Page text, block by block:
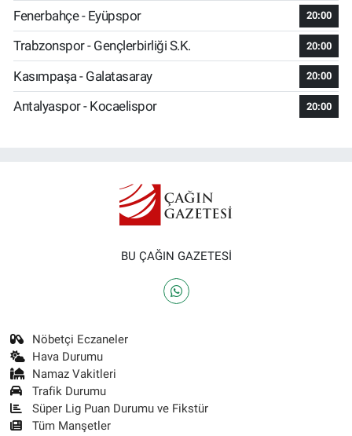
Fenerbahçe - Eyüpspor 20:00
Trabzonspor - Gençlerbirliği S.K. 20:00
Kasımpaşa - Galatasaray 20:00
Antalyaspor - Kocaelispor 20:00
BU ÇAĞIN GAZETESİ
Nöbetçi Eczaneler
Hava Durumu
Namaz Vakitleri
Trafik Durumu
Süper Lig Puan Durumu ve Fikstür
Tüm Manşetler